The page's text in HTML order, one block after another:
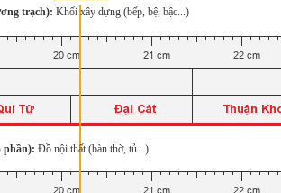
trạch): Khối xây dựng (bếp, bệ, bậc...)
phần): Đồ nội thất (bàn thờ, tủ...)